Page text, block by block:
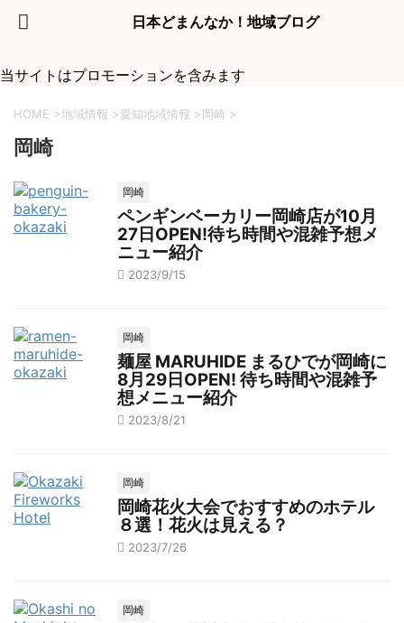
日本どまんなか！地域ブログ
当サイトはプロモーションを含みます
HOME >地域情報 >愛知地域情報 >岡崎 >
岡崎
岡崎
ペンギンベーカリー岡崎店が10月
27日OPEN!待ち時間や混雑予想メ
ニュー紹介
2023/9/15
岡崎
麺屋 MARUHIDE まるひでが岡崎に
8月29日OPEN! 待ち時間や混雑予
想メニュー紹介
2023/8/21
岡崎
岡崎花火大会でおすすめのホテル
８選！花火は見える？
2023/7/26
岡崎